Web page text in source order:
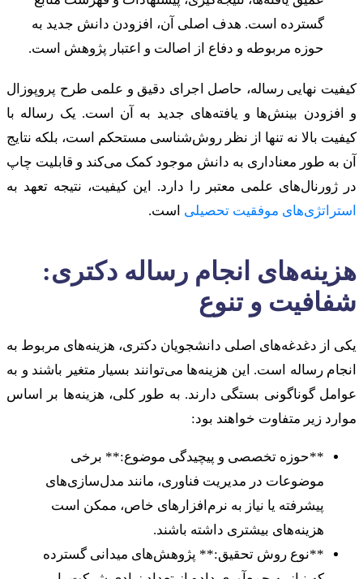
گسترده است. هدف اصلی آن، افزودن دانش جدید به
حوزه مربوطه و دفاع از اصالت و اعتبار پژوهش است.
کیفیت نهایی رساله، حاصل اجرای دقیق و علمی طرح پروپوزال
و افزودن بینش‌ها و یافته‌های جدید به آن است. یک رساله با
کیفیت بالا نه تنها از نظر روش‌شناسی مستحکم است، بلکه نتایج
آن به طور معناداری به دانش موجود کمک می‌کند و قابلیت چاپ
در ژورنال‌های علمی معتبر را دارد. این کیفیت، نتیجه تعهد به
استراتژی‌های موفقیت تحصیلی است.
هزینه‌های انجام رساله دکتری:
شفافیت و تنوع
یکی از دغدغه‌های اصلی دانشجویان دکتری، هزینه‌های مربوط به
انجام رساله است. این هزینه‌ها می‌توانند بسیار متغیر باشند و به
عوامل گوناگونی بستگی دارند. به طور کلی، هزینه‌ها بر اساس
موارد زیر متفاوت خواهند بود:
**حوزه تخصصی و پیچیدگی موضوع:** برخی
موضوعات در مدیریت فناوری، مانند مدل‌سازی‌های
پیشرفته یا نیاز به نرم‌افزارهای خاص، ممکن است
هزینه‌های بیشتری داشته باشند.
**نوع روش تحقیق:** پژوهش‌های میدانی گسترده